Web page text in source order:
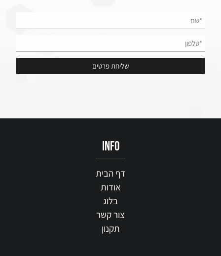
info
דף הבית
אודות
בלוג
צור קשר
תקנון